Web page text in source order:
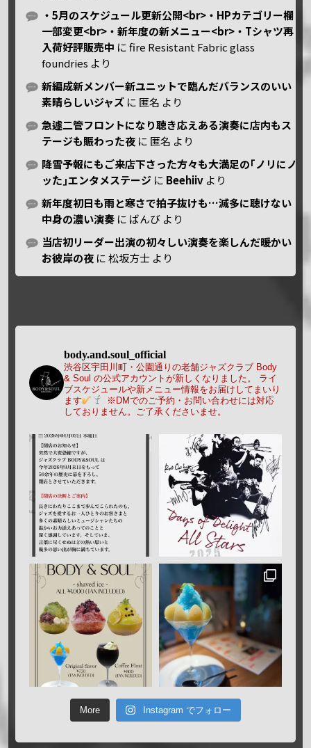
・5月のスケジュール更新公開<br>・HPカテゴリー欄
一部変更<br>・新年度の新メニュー<br>・Tシャツ再
入荷好評販売中 にfire Resistant Fabric glass
foundries より
新編成新メンバー新ユニットで臨んだバランスのいい
素晴らしいジャズ に 匿名 より
急遽二管フロントになり聴き応えある演奏に店内もス
テージも賑わった夜 に 匿名 より
降雪予報にもご来店下さった方々も大満足の｢ノリにノ
ッた｣エンタメステージ に Beehiiv より
新年度初日も雨と寒さで拍子抜けも…滅多に聴けない
中身の濃い演奏 に ばんび より
当店初リーダー出演の初々しい演奏を楽しんだ暖かい
お彼岸の夜 に松坂方士 より
body.and.soul_official
渋谷区宇田川町・公園通りの老舗ジャズクラブ Body
& Soul の公式アカウントが新しくなりました。
ライ
ブスケジュールや新メニュー情報をお届けしてまいり
ます
※DMでのご予約・お問い合わせには対応
しておりません。ご了承くださいませ。
More Instagram でフォロー